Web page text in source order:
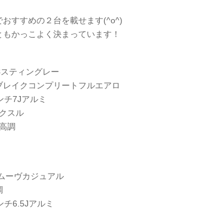
おすすめの２台を載せます(^o^)
もかっこよく決まっています！
ティングレー
レイクコンプリートフルエアロ
チ7Jアルミ
スル
調
ーヴカジュアル
チ6.5Jアルミ